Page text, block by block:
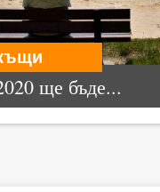
ще бъде...